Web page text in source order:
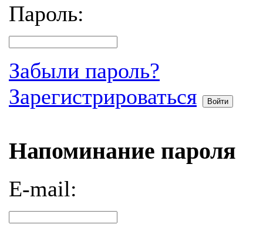
Пароль:
Забыли пароль?
Зарегистрироваться
Войти
Напоминание пароля
E-mail: